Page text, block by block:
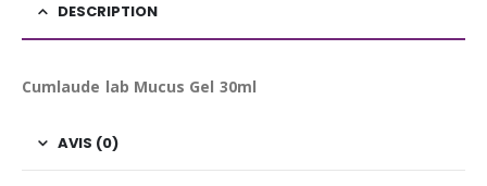
DESCRIPTION
Cumlaude lab Mucus Gel 30ml
AVIS (0)